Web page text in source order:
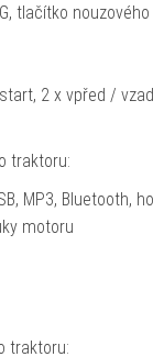
tlačítko
2 x vpřed / vzad
traktoru:
MP3, Bluetooth,
motoru
traktoru: